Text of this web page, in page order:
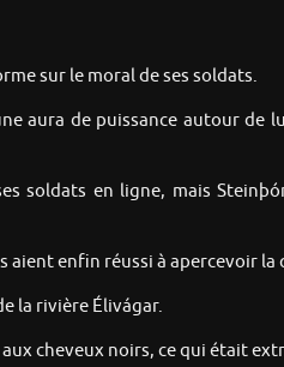
sur le moral de ses soldats.
aura de puissance autour
soldats en ligne, mais
aient enfin réussi à apercevoir la
la rivière Élivágar.
cheveux noirs, ce qui était